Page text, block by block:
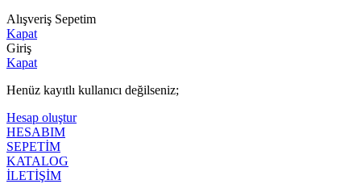
Alışveriş Sepetim
Kapat
Giriş
Kapat
Henüz kayıtlı kullanıcı değilseniz;
Hesap oluştur
HESABIM
SEPETİM
KATALOG
İLETİŞİM